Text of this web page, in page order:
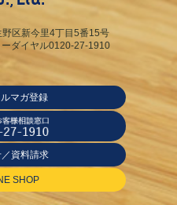
区新今里4丁目5番15号
イヤル0120-27-1910
マガ登録
資料請求
SHOP